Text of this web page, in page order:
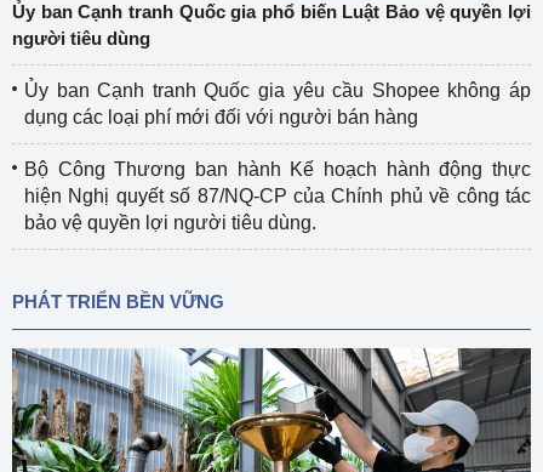
Ủy ban Cạnh tranh Quốc gia phổ biến Luật Bảo vệ quyền lợi
người tiêu dùng
Ủy ban Cạnh tranh Quốc gia yêu cầu Shopee không áp
dụng các loại phí mới đối với người bán hàng
Bộ Công Thương ban hành Kế hoạch hành động thực
hiện Nghị quyết số 87/NQ-CP của Chính phủ về công tác
bảo vệ quyền lợi người tiêu dùng.
PHÁT TRIỂN BỀN VỮNG